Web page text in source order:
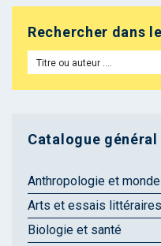
Rechercher dans
Catalogue général
Anthropologie et
Arts et essais littéraires
Biologie et santé